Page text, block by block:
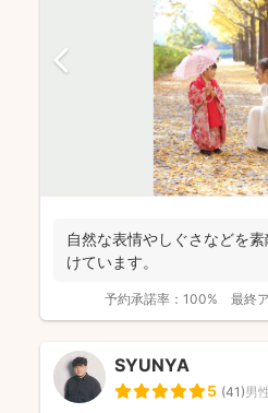
自然な表情やしぐさなどを
けています。
予約承諾率： 100% 最終
SYUNYA
5 (41)男